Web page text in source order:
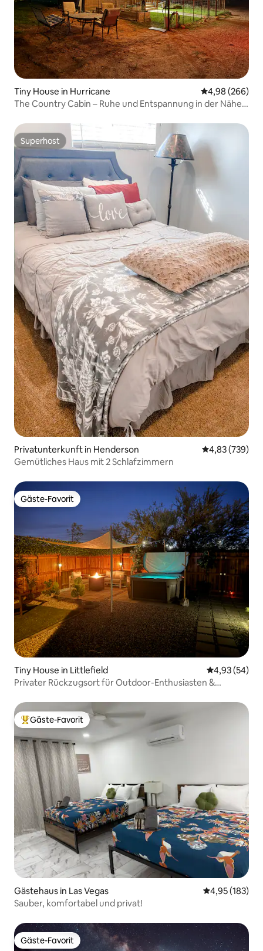
Tiny House in Hurricane
4,98 (266)
The Country Cabin – Ruhe und Entspannung in der Nähe
Superhost
Superhost
Privatunterkunft in Henderson
4,83 (739)
Gemütliches Haus mit 2 Schlafzimmern
Gäste-Favorit
Gäste-Favorit
Tiny House in Littlefield
4,93 (54)
Privater Rückzugsort für Outdoor-Enthusiasten &
Beliebter Gäste-Favorit.
Gäste-Favorit
Gästehaus in Las Vegas
4,95 (183)
Sauber, komfortabel und privat!
Gäste-Favorit
Gäste-Favorit